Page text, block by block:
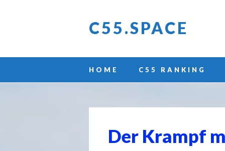
C55.SPACE
Main menu
to
HOME C55 RANKING
Der Krampf